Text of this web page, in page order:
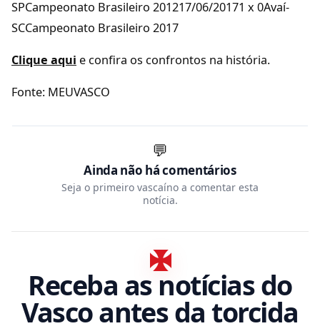
SPCampeonato Brasileiro 201217/06/20171 x 0Avaí-
SCCampeonato Brasileiro 2017
Clique aqui e confira os confrontos na história.
Fonte: MEUVASCO
💬
Ainda não há comentários
Seja o primeiro vascaíno a comentar esta
notícia.
Receba as notícias do
Vasco antes da torcida